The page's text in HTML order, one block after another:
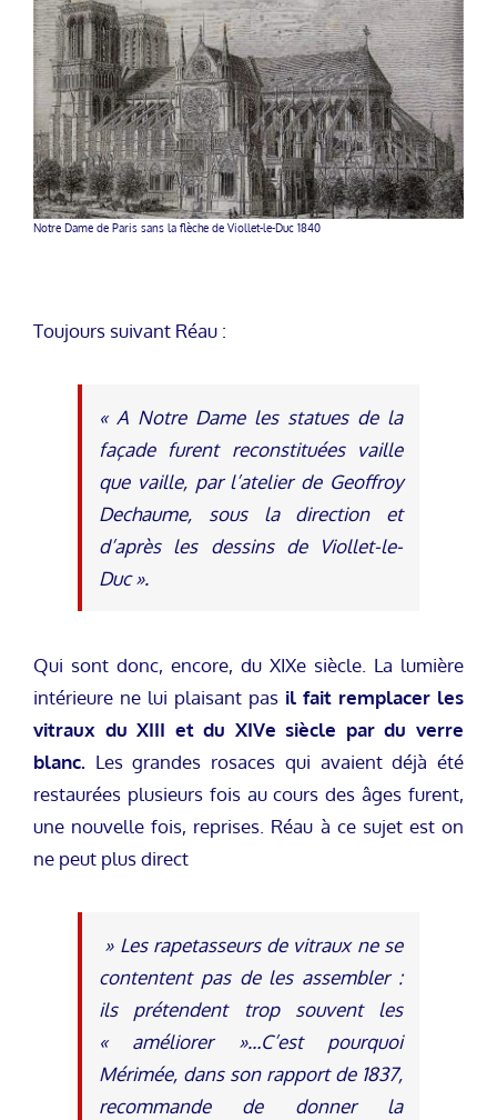
Notre Dame de Paris sans la flèche de Viollet-le-Duc 1840
Toujours suivant Réau :
« A Notre Dame les statues de la
façade furent reconstituées vaille
que vaille, par l’atelier de Geoffroy
Dechaume, sous la direction et
d’après les dessins de Viollet-le-
Duc ».
Qui sont donc, encore, du XIXe siècle. La lumière
intérieure ne lui plaisant pas il fait remplacer les
vitraux du XIII et du XIVe siècle par du verre
blanc. Les grandes rosaces qui avaient déjà été
restaurées plusieurs fois au cours des âges furent,
une nouvelle fois, reprises. Réau à ce sujet est on
ne peut plus direct
» Les rapetasseurs de vitraux ne se
contentent pas de les assembler :
ils prétendent trop souvent les
« améliorer »…C’est pourquoi
Mérimée, dans son rapport de 1837,
recommande de donner la